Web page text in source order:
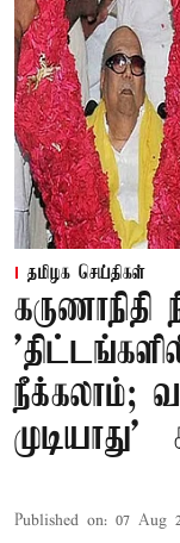
தமிழக செய்திகள்
நீக்கலாம்;
முடியாது'
Published on: 07 Aug